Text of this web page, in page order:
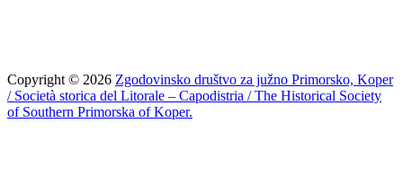
Copyright © 2026 Zgodovinsko društvo za južno Primorsko, Koper
/ Società storica del Litorale – Capodistria / The Historical Society
of Southern Primorska of Koper.